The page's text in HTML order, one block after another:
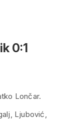
0:1
Lončar.
Ljubović,